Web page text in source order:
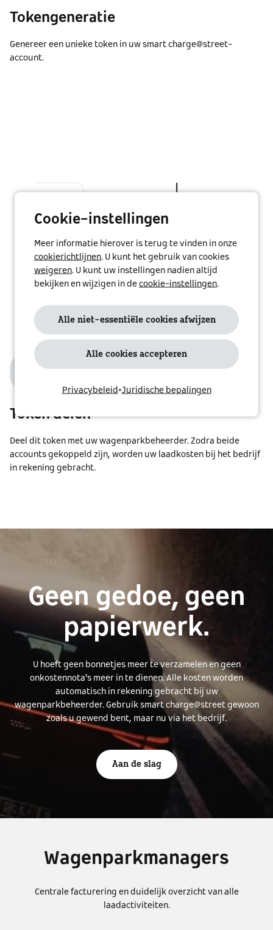
Tokengeneratie
Genereer een unieke token in uw smart charge@street-
account.
Token delen
Deel dit token met uw wagenparkbeheerder. Zodra beide
accounts gekoppeld zijn, worden uw laadkosten bij het bedrijf
in rekening gebracht.
Geen gedoe, geen
papierwerk.
U hoeft geen bonnetjes meer te verzamelen en geen
onkostennota's meer in te dienen. Alle kosten worden
automatisch in rekening gebracht bij uw
wagenparkbeheerder. Gebruik smart charge@street gewoon
zoals u gewend bent, maar nu via het bedrijf.
Aan de slag
Wagenparkmanagers
Centrale facturering en duidelijk overzicht van alle
laadactiviteiten.
Cookie-instellingen
Meer informatie hierover is terug te vinden in onze
cookierichtlijnen. U kunt het gebruik van cookies
weigeren. U kunt uw instellingen nadien altijd
bekijken en wijzigen in de cookie-instellingen.
Alle niet-essentiële cookies afwijzen
Alle cookies accepteren
Privacybeleid •Juridische bepalingen